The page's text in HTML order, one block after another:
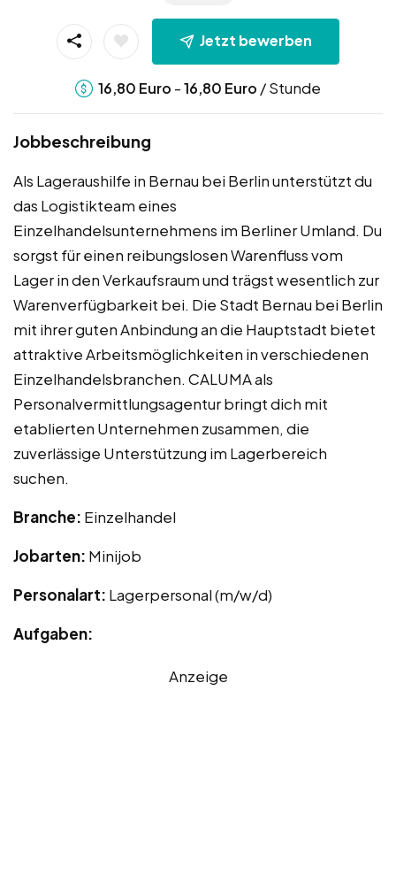
Jetzt bewerben
16,80 Euro -16,80 Euro / Stunde
Jobbeschreibung
Als Lageraushilfe in Bernau bei Berlin unterstützt du
das Logistikteam eines
Einzelhandelsunternehmens im Berliner Umland. Du
sorgst für einen reibungslosen Warenfluss vom
Lager in den Verkaufsraum und trägst wesentlich zur
Warenverfügbarkeit bei. Die Stadt Bernau bei Berlin
mit ihrer guten Anbindung an die Hauptstadt bietet
attraktive Arbeitsmöglichkeiten in verschiedenen
Einzelhandelsbranchen. CALUMA als
Personalvermittlungsagentur bringt dich mit
etablierten Unternehmen zusammen, die
zuverlässige Unterstützung im Lagerbereich
suchen.
Branche: Einzelhandel
Jobarten: Minijob
Personalart: Lagerpersonal (m/w/d)
Aufgaben:
Anzeige